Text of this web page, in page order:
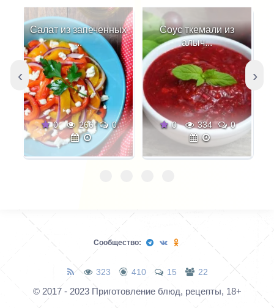
Рассол обалденный,
выпивается сразу и в
драку - это три.
Помидоры безууумно
вкусные - это четыре,
пять... сто двадцать
пять. По секрету - это
мой самый самый
любимый рецепт
закрутки помидоров на
исключить), тертого
чеснока, лаврового
листа (тщательно
перед этим
измельченного).
Положить в
холодильник на 1 час
немного пропитаться
ароматами перед
Салат из запеченных
...
0 266 0
Соус ткемали из
алыч...
0 334 0
‹ ›
Сообщество:
323 410 15 22
© 2017 - 2023 Приготовление блюд, рецепты, 18+